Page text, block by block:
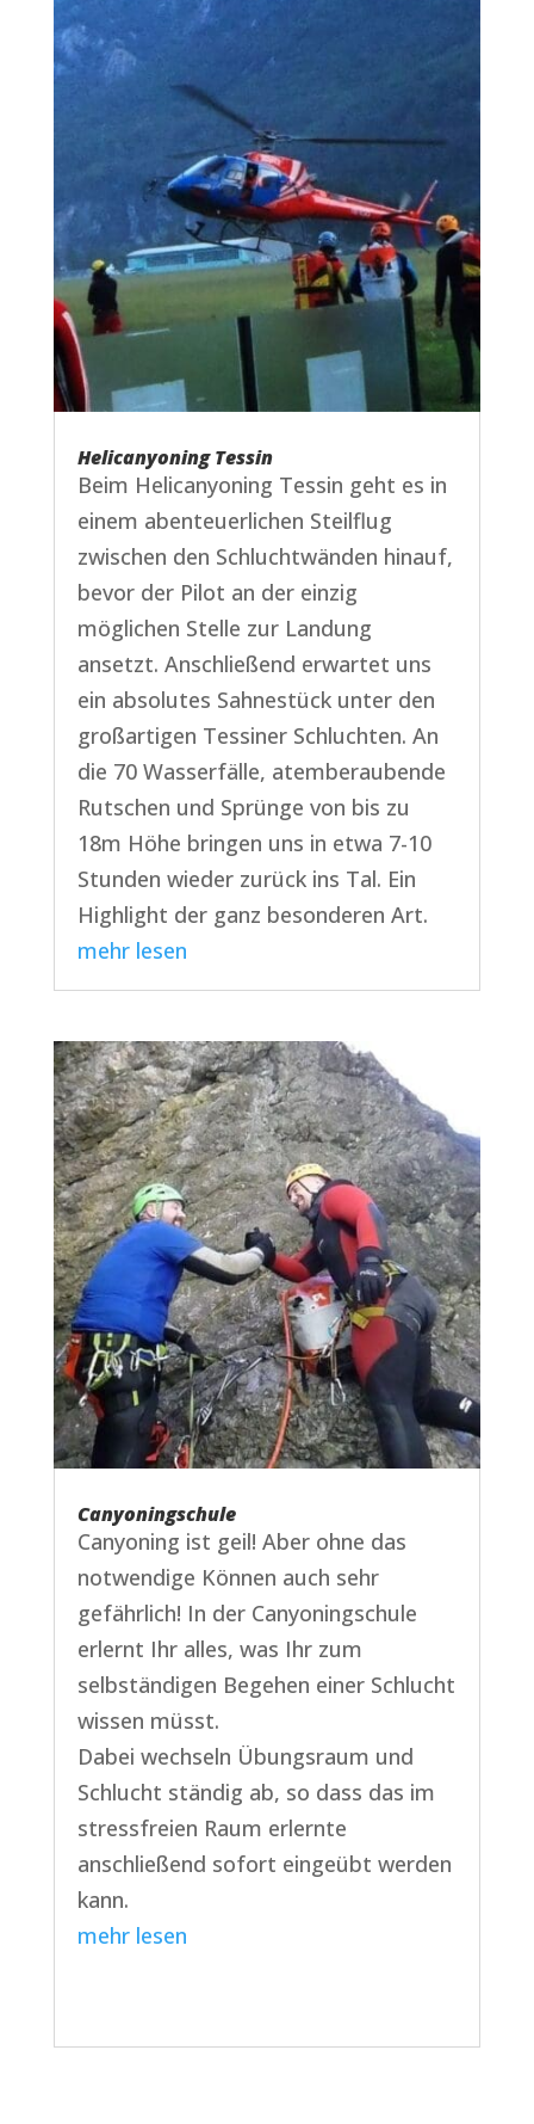
Helicanyoning Tessin
Beim Helicanyoning Tessin geht es in
einem abenteuerlichen Steilflug
zwischen den Schluchtwänden hinauf,
bevor der Pilot an der einzig
möglichen Stelle zur Landung
ansetzt. Anschließend erwartet uns
ein absolutes Sahnestück unter den
großartigen Tessiner Schluchten. An
die 70 Wasserfälle, atemberaubende
Rutschen und Sprünge von bis zu
18m Höhe bringen uns in etwa 7-10
Stunden wieder zurück ins Tal. Ein
Highlight der ganz besonderen Art.
mehr lesen
Canyoningschule
Canyoning ist geil! Aber ohne das
notwendige Können auch sehr
gefährlich! In der Canyoningschule
erlernt Ihr alles, was Ihr zum
selbständigen Begehen einer Schlucht
wissen müsst.
Dabei wechseln Übungsraum und
Schlucht ständig ab, so dass das im
stressfreien Raum erlernte
anschließend sofort eingeübt werden
kann.
mehr lesen